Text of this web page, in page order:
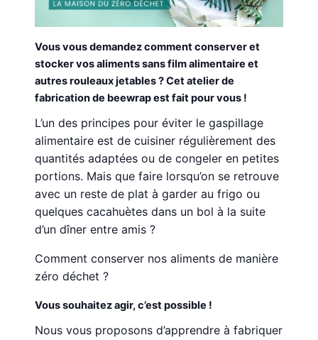
Vous vous demandez comment conserver et
stocker vos aliments sans film alimentaire et
autres rouleaux jetables ? Cet atelier de
fabrication de beewrap est fait pour vous !
L’un des principes pour éviter le gaspillage
alimentaire est de cuisiner régulièrement des
quantités adaptées ou de congeler en petites
portions. Mais que faire lorsqu’on se retrouve
avec un reste de plat à garder au frigo ou
quelques cacahuètes dans un bol à la suite
d’un dîner entre amis ?
Comment conserver nos aliments de manière
zéro déchet ?
Vous souhaitez agir, c’est possible !
Nous vous proposons d’apprendre à fabriquer